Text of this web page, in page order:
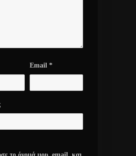
Email *